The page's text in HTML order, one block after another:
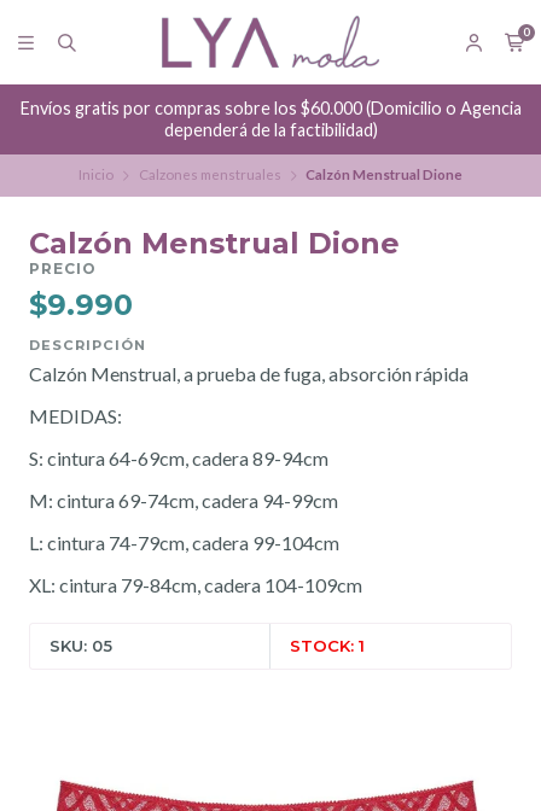
0
Envíos gratis por compras sobre los $60.000 (Domicilio o Agencia
dependerá de la factibilidad)
Inicio Calzones menstruales Calzón Menstrual Dione
Calzón Menstrual Dione
PRECIO
$9.990
DESCRIPCIÓN
Calzón Menstrual, a prueba de fuga, absorción rápida
MEDIDAS:
S: cintura 64-69cm, cadera 89-94cm
M: cintura 69-74cm, cadera 94-99cm
L: cintura 74-79cm, cadera 99-104cm
XL: cintura 79-84cm, cadera 104-109cm
SKU: 05 STOCK: 1